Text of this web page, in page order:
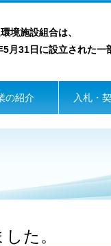
境施設組合は、
月31日に設立された一
の紹介 入札・
た。